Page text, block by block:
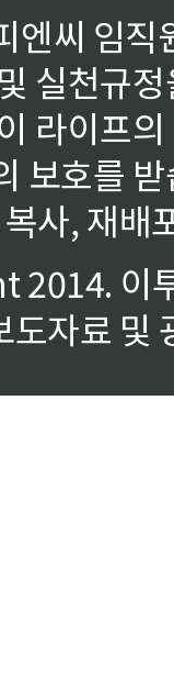
엔씨 임
및 실천규
라이프
보호를
사, 재배
2014. 이
도자료